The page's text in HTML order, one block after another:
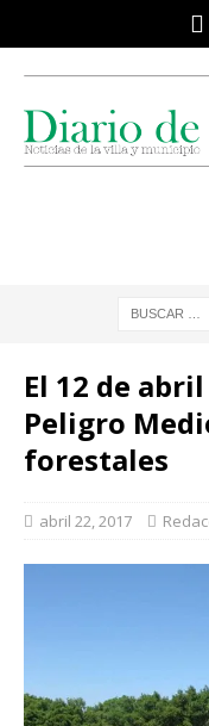
El 12 de
Peligro
forestales
abril 22, 2017